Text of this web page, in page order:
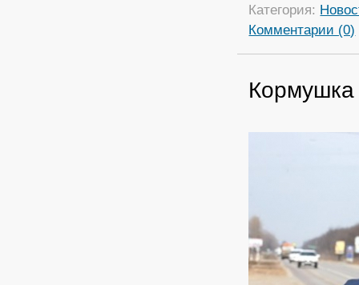
Категория:
Комментарии (0)
Кормушка